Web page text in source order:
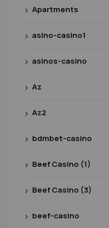
Apartments
asino-casino1
asinos-casino
Az
Az2
bdmbet-casino
Beef Casino (1)
Beef Casino (3)
beef-casino